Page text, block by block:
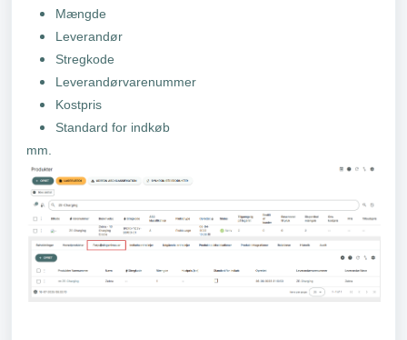
Mængde
Leverandør
Stregkode
Leverandørvarenummer
Kostpris
Standard for indkøb
mm.